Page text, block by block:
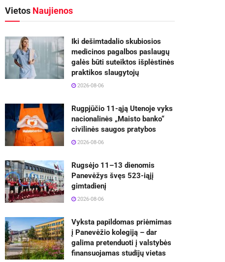
Vietos Naujienos
Iki dešimtadalio skubiosios
medicinos pagalbos paslaugų
galės būti suteiktos išplėstinės
praktikos slaugytojų
2026-08-06
Rugpjūčio 11-ąją Utenoje vyks
nacionalinės „Maisto banko“
civilinės saugos pratybos
2026-08-06
Rugsėjo 11–13 dienomis
Panevėžys švęs 523-iąjį
gimtadienį
2026-08-06
Vyksta papildomas priėmimas
į Panevėžio kolegiją – dar
galima pretenduoti į valstybės
finansuojamas studijų vietas